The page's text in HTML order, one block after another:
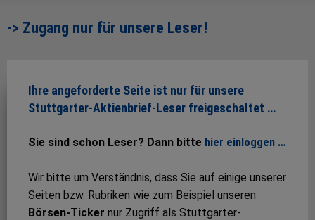
-> Zugang nur für unsere Leser!
Ihre angeforderte Seite ist nur für unsere
Stuttgarter-Aktienbrief-Leser freigeschaltet …
Sie sind schon Leser? Dann bitte hier einloggen …
Wir bitte um Verständnis, dass Sie auf einige unserer
Seiten bzw. Rubriken wie zum Beispiel unseren
Börsen-Ticker nur Zugriff als Stuttgarter-